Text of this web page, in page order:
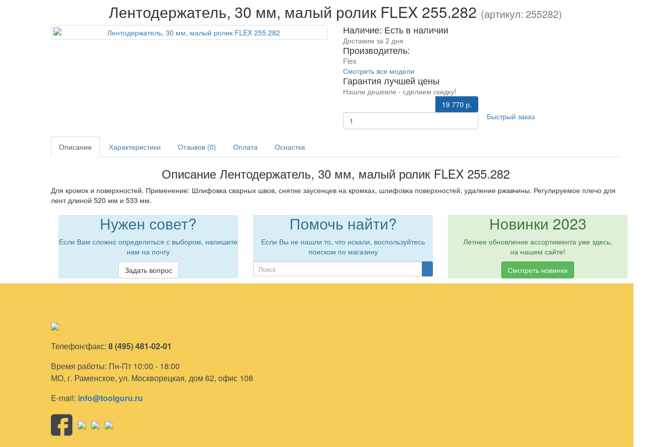
Лентодержатель, 30 мм, малый ролик FLEX 255.282 (артикул: 255282)
Наличие: Есть в наличии
Доставим за 2 дня
Производитель:
Flex
Смотреть все модели
Гарантия лучшей цены
Нашли дешевле - сделаем скидку!
19 770 р.
Быстрый заказ
Описание Характеристики Отзывов (0) Оплата Оснастка
Описание Лентодержатель, 30 мм, малый ролик FLEX 255.282
Для кромок и поверхностей. Применение: Шлифовка сварных швов, снятие заусенцев на кромках, шлифовка поверхностей, удаление ржавчины. Регулируемое плечо для
лент длиной 520 мм и 533 мм.
Нужен совет?
Если Вам сложно определиться с выбором, напишите
нам на почту
Задать вопрос
Помочь найти?
Если Вы не нашли то, что искали, воспользуйтесь
поиском по магазину
Новинки 2023
Летнее обновление ассортимента уже здесь,
на нашем сайте!
Смотреть новинки
Телефон/факс: 8 (495) 481-02-01
Время работы: Пн-Пт 10:00 - 18:00
МО, г. Раменское, ул. Москворецкая, дом 62, офис 108
E-mail: info@toolguru.ru